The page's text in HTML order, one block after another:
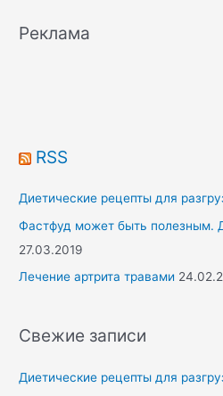
r
:
Реклама
RSS
Диетические рецепты для
Фастфуд может быть полезным.
27.03.2019
Лечение артрита травами
Свежие записи
Диетические рецепты для